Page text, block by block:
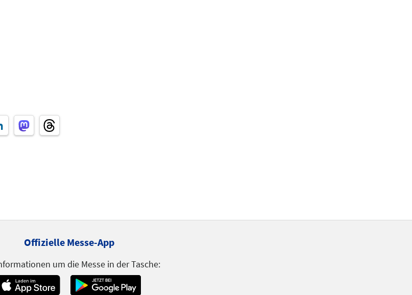
Offizielle Messe-App
um die Messe in der Tasche: